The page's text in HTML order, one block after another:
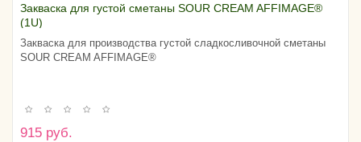
Закваска для густой сметаны SOUR CREAM AFFIMAGE®
(1U)
Закваска для производства густой сладкосливочной сметаны
SOUR CREAM AFFIMAGE®
915 руб.